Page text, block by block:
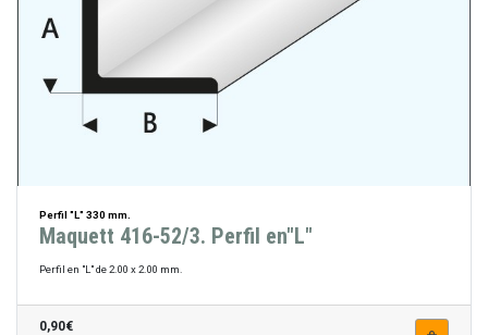
Perfil "L" 330 mm.
Maquett 416-52/3. Perfil en"L"
Perfil en "L" de 2.00 x 2.00 mm.
0,90€